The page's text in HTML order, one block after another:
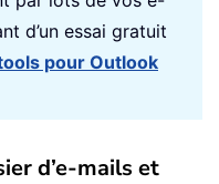
d’un essai gratuit
pour Outlook
d’e-mails et